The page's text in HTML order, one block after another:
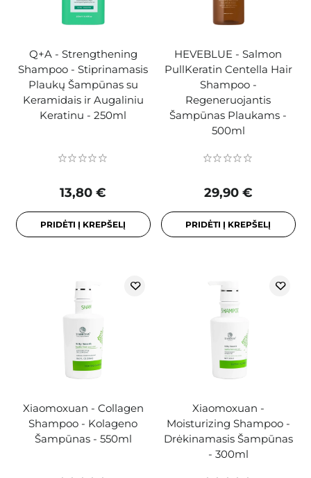
Q+A - Strengthening
Shampoo - Stiprinamasis
Plaukų Šampūnas su
Keramidais ir Augaliniu
Keratinu - 250ml
13,80 €
PRIDĖTI Į KREPŠELĮ
HEVEBLUE - Salmon
PullKeratin Centella Hair
Shampoo -
Regeneruojantis
Šampūnas Plaukams -
500ml
29,90 €
PRIDĖTI Į KREPŠELĮ
Xiaomoxuan - Collagen
Shampoo - Kolageno
Šampūnas - 550ml
Xiaomoxuan -
Moisturizing Shampoo -
Drėkinamasis Šampūnas
- 300ml